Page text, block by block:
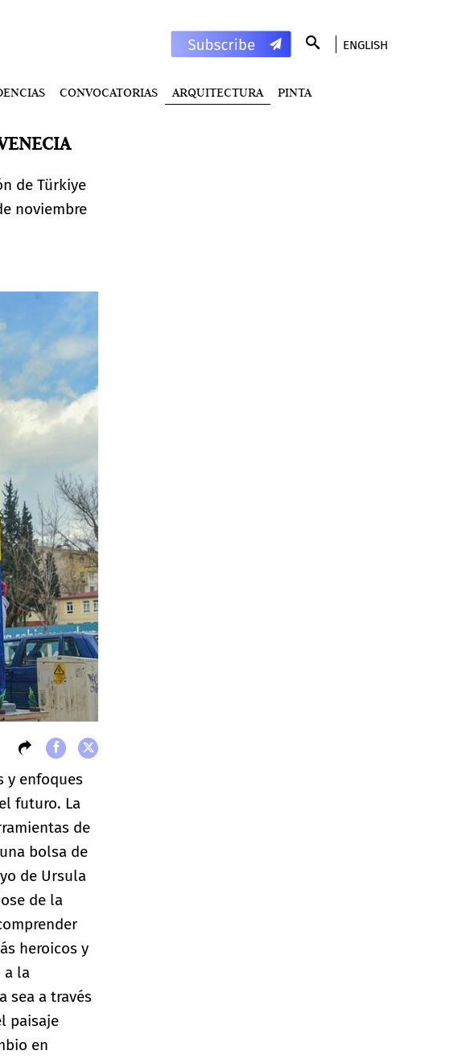
ENGLISH
CONVOCATORIAS ARQUITECTURA PINTA
de Türkiye
noviembre
y enfoques
futuro. La
de
bolsa de
de Ursula
de la
heroicos y
a la
sea a través
paisaje
en